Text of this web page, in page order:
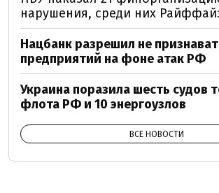
нарушения, среди них
Нацбанк разрешил не
предприятий на фоне атак РФ
Украина поразила шесть судов
флота РФ и 10 энергоузлов
ВСЕ НОВОСТИ